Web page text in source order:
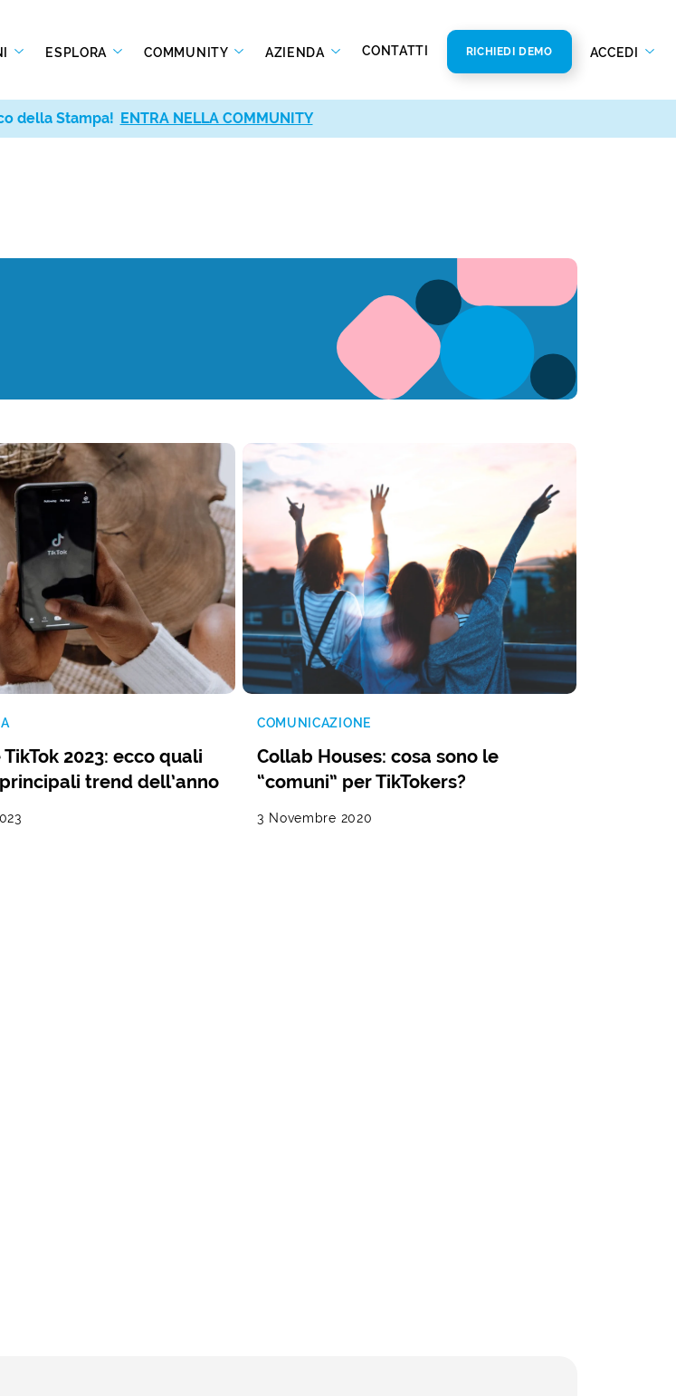
ESPLORA COMMUNITY AZIENDA CONTATTI RICHIEDI DEMO ACCEDI
2023: ecco quali
trend dell’anno
COMUNICAZIONE
Collab Houses: cosa sono le
“comuni” per TikTokers?
3 Novembre 2020
della Stampa! ENTRA NELLA COMMUNITY